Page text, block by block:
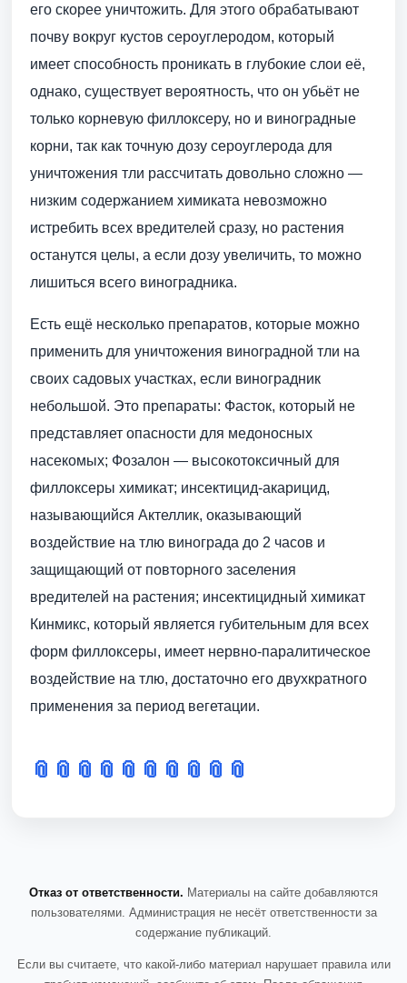
его скорее уничтожить. Для этого обрабатывают
почву вокруг кустов сероуглеродом, который
имеет способность проникать в глубокие слои её,
однако, существует вероятность, что он убьёт не
только корневую филлоксеру, но и виноградные
корни, так как точную дозу сероуглерода для
уничтожения тли рассчитать довольно сложно —
низким содержанием химиката невозможно
истребить всех вредителей сразу, но растения
останутся целы, а если дозу увеличить, то можно
лишиться всего виноградника.
Есть ещё несколько препаратов, которые можно
применить для уничтожения виноградной тли на
своих садовых участках, если виноградник
небольшой. Это препараты: Фасток, который не
представляет опасности для медоносных
насекомых; Фозалон — высокотоксичный для
филлоксеры химикат; инсектицид-акарицид,
называющийся Актеллик, оказывающий
воздействие на тлю винограда до 2 часов и
защищающий от повторного заселения
вредителей на растения; инсектицидный химикат
Кинмикс, который является губительным для всех
форм филлоксеры, имеет нервно-паралитическое
воздействие на тлю, достаточно его двухкратного
применения за период вегетации.
📎 📎 📎 📎 📎 📎 📎 📎 📎 📎
Отказ от ответственности. Материалы на сайте добавляются
пользователями. Администрация не несёт ответственности за
содержание публикаций.
Если вы считаете, что какой-либо материал нарушает правила или